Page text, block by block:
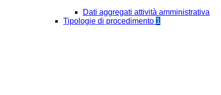
Dati aggregati attività amministrativa
Tipologie di procedimento 1